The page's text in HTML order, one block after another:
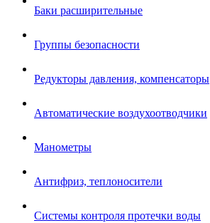
Баки расширительные
Группы безопасности
Редукторы давления, компенсаторы
Автоматические воздухоотводчики
Манометры
Антифриз, теплоносители
Системы контроля протечки воды